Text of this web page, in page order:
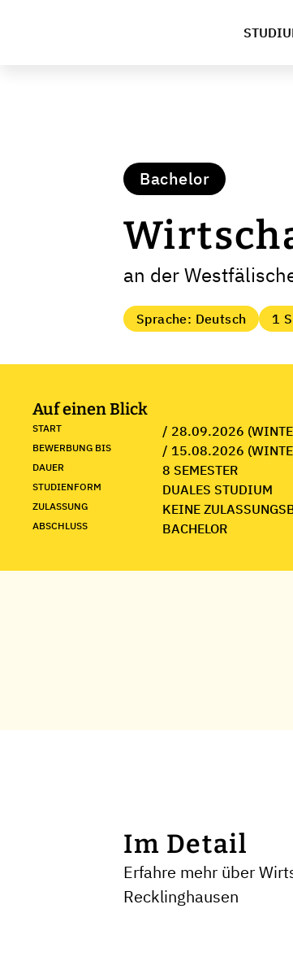
Bachelor
an der
Sprache: Deutsch 1
Auf einen Blick
START / 28.09.2026
BEWERBUNG BIS / 15.08.2026
DAUER 8 SEMESTER
STUDIENFORM DUALES STUDIUM
ZULASSUNG KEINE
ABSCHLUSS BACHELOR
Im Detail
Erfahre mehr über
Recklinghausen